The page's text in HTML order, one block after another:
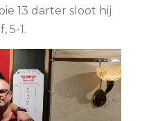
13 darter sloot hij
5-1.